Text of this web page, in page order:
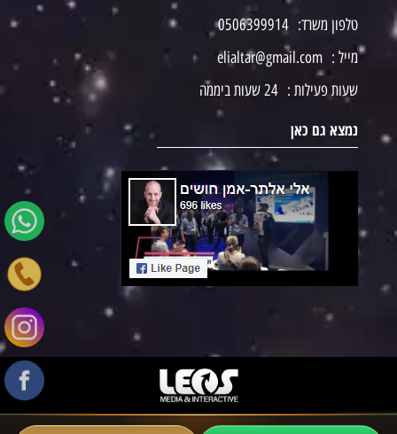
טלפון משרד: 0506399914
מייל : elialtar@gmail.com
שעות פעילות : 24 שעות ביממה
נמצא גם כאן